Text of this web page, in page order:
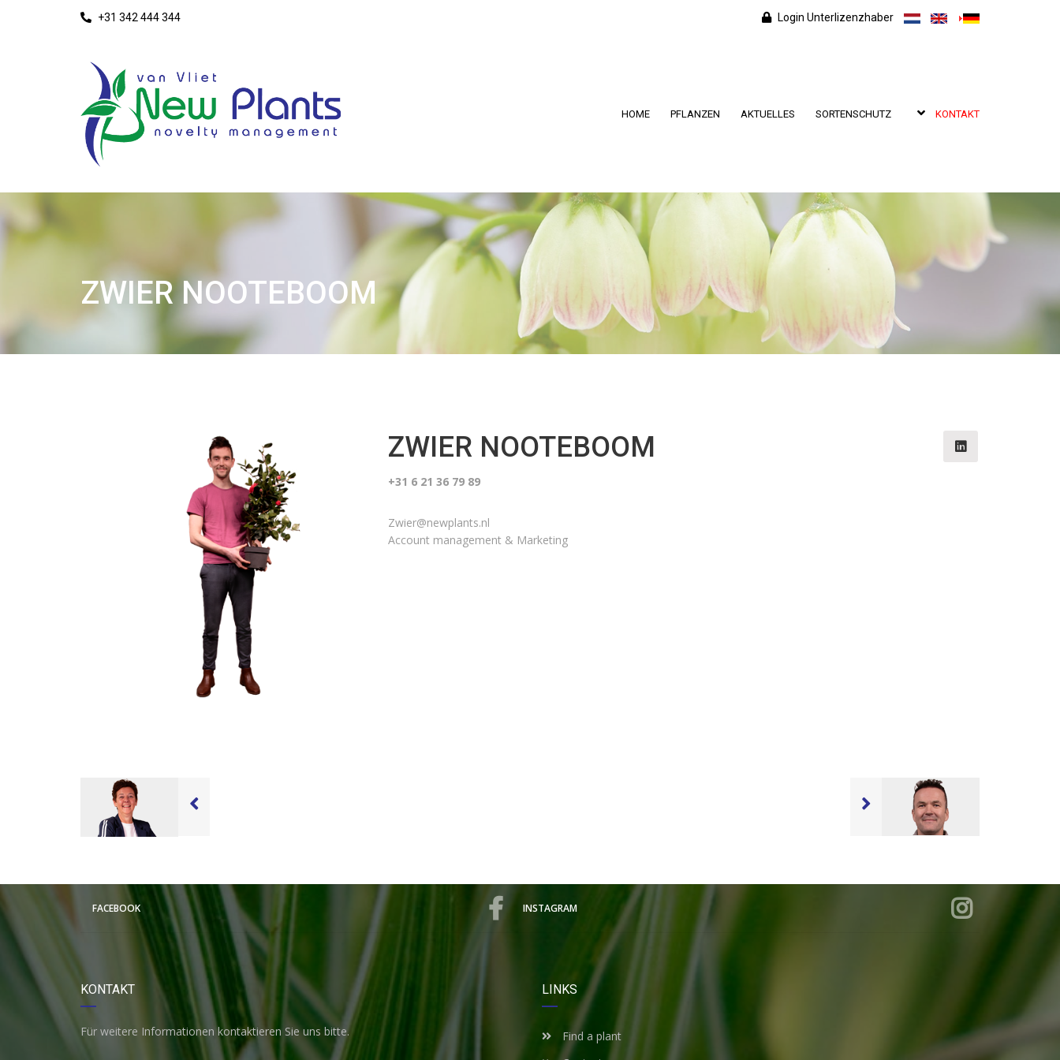
+31 342 444 344 Login Unterlizenzhaber
HOME PFLANZEN AKTUELLES SORTENSCHUTZ KONTAKT
ZWIER NOOTEBOOM
ZWIER NOOTEBOOM
+31 6 21 36 79 89
Zwier@newplants.nl
Account management & Marketing
FACEBOOK INSTAGRAM
KONTAKT
Für weitere Informationen kontaktieren Sie uns bitte.
LINKS
Find a plant